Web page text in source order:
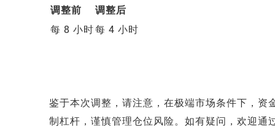
调整前
调整后
每 8 小时每 4 小时
鉴于本次调整， 请注意，在极端市场条件下，资
制杠杆，谨慎管理仓位风险。如有疑问，欢迎